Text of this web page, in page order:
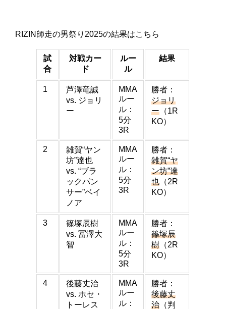
RIZIN師走の男祭り2025の結果はこちら
試
合
対戦カー
ド
ルー
ル
結果
1
芦澤竜誠
vs. ジョリ
ー
MMA
ルー
ル：
5分
3R
勝者：
ジョリ
ー （1R
KO）
2
雑賀“ヤン
坊”達也
vs. “ブラ
ックパン
サー”ベイ
ノア
MMA
ルー
ル：
5分
3R
勝者：
雑賀“ヤ
ン坊”達
也 （2R
KO）
3
篠塚辰樹
vs. 冨澤大
智
MMA
ルー
ル：
5分
3R
勝者：
篠塚辰
樹 （2R
KO）
4
後藤丈治
vs. ホセ・
トーレス
MMA
ルー
ル：
勝者：
後藤丈
治 （判